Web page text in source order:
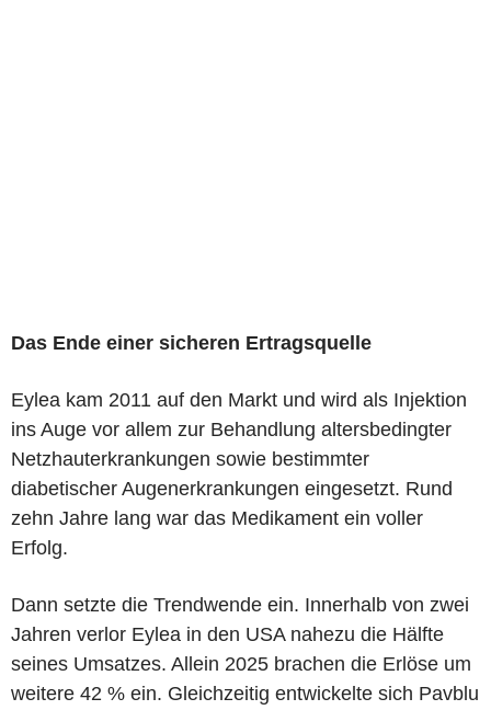
Das Ende einer sicheren Ertragsquelle
Eylea kam 2011 auf den Markt und wird als Injektion
ins Auge vor allem zur Behandlung altersbedingter
Netzhauterkrankungen sowie bestimmter
diabetischer Augenerkrankungen eingesetzt. Rund
zehn Jahre lang war das Medikament ein voller
Erfolg.
Dann setzte die Trendwende ein. Innerhalb von zwei
Jahren verlor Eylea in den USA nahezu die Hälfte
seines Umsatzes. Allein 2025 brachen die Erlöse um
weitere 42 % ein. Gleichzeitig entwickelte sich Pavblu